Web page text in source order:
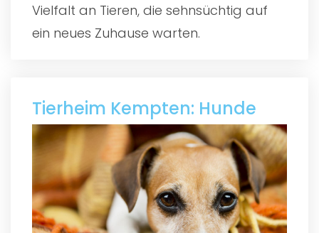
Vielfalt an Tieren, die sehnsüchtig auf
ein neues Zuhause warten.
Tierheim Kempten: Hunde